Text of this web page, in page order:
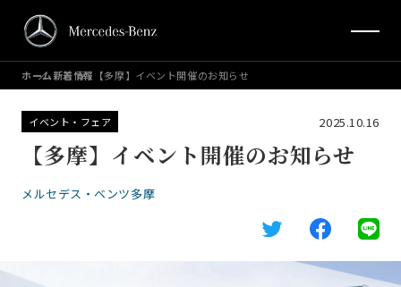
ホーム新着情報 【多摩】イベント開催のお知らせ
イベント・フェア 2025.10.16
【多摩】イベント開催のお知らせ
メルセデス・ベンツ多摩